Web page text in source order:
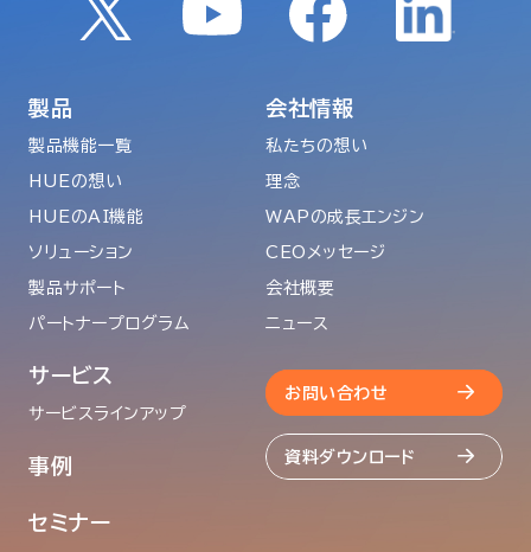
製品
製品機能一覧
HUEの想い
HUEのAI機能
ソリューション
製品サポート
パートナープログラム
サービス
サービスラインアップ
事例
セミナー
会社情報
私たちの想い
理念
WAPの成長エンジン
CEOメッセージ
会社概要
ニュース
お問い合わせ
資料ダウンロード